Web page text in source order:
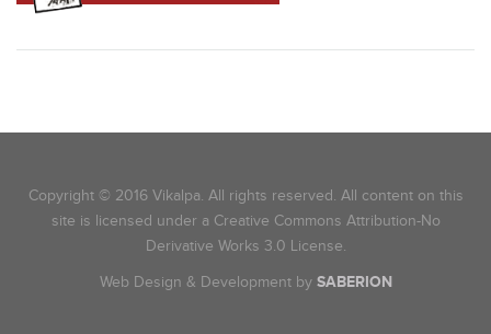
Copyright © 2016 Vikalpa. All rights reserved. All content on this
site is licensed under a Creative Commons Attribution-No
Derivative Works 3.0 License.
Web Design & Development by SABERION